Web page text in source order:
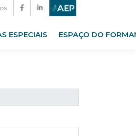
ESPECIAIS ESPAÇO DO